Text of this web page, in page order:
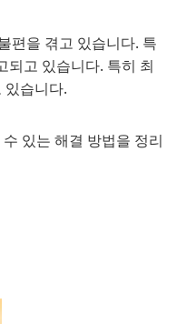
편을 겪고 있습니다. 특
되고 있습니다. 특히 최
있습니다.
있는 해결 방법을 정리